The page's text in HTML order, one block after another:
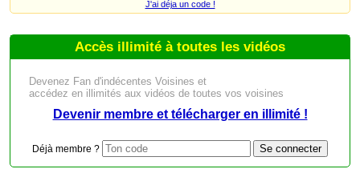
J'ai déja un code !
Accès illimité à toutes les vidéos
Devenez Fan d'indécentes Voisines et
accédez en illimités aux vidéos de toutes vos voisines
Devenir membre et télécharger en illimité !
Déjà membre ?